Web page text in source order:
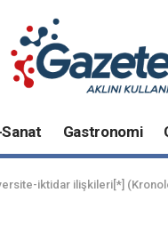
Gastronomi
iktidar ilişkileri[*]